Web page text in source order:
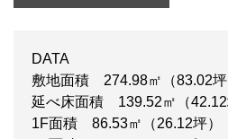
DATA
敷地面積 274.98㎡（83.02坪
延べ床面積 139.52㎡（42.12
1F面積 86.53㎡（26.12坪）